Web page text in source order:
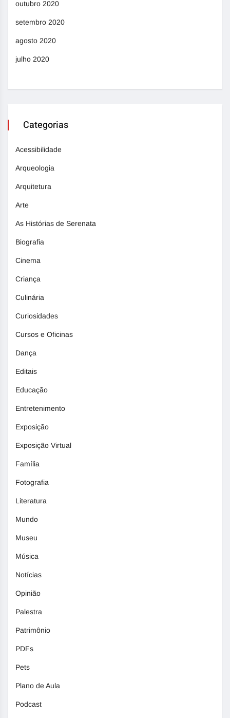
outubro 2020
setembro 2020
agosto 2020
julho 2020
Categorias
Acessibilidade
Arqueologia
Arquitetura
Arte
As Histórias de Serenata
Biografia
Cinema
Criança
Culinária
Curiosidades
Cursos e Oficinas
Dança
Editais
Educação
Entretenimento
Exposição
Exposição Virtual
Família
Fotografia
Literatura
Mundo
Museu
Música
Notícias
Opinião
Palestra
Patrimônio
PDFs
Pets
Plano de Aula
Podcast